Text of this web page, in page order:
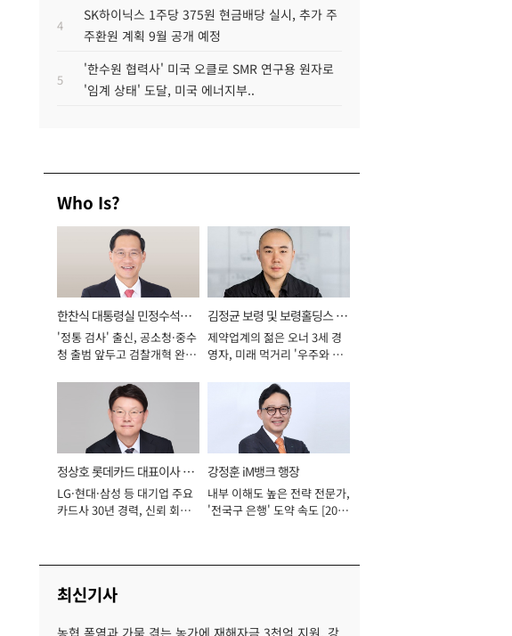
4
SK하이닉스 1주당 375원 현금배당 실시, 추가 주
주환원 계획 9월 공개 예정
5
'한수원 협력사' 미국 오클로 SMR 연구용 원자로
'임계 상태' 도달, 미국 에너지부..
Who Is?
한찬식 대통령실 민정수석비
서관
'정통 검사' 출신, 공소청·중수
청 출범 앞두고 검찰개혁 완수
김정균 보령 및 보령홀딩스 대
표이사 사장
제약업계의 젊은 오너 3세 경
영자, 미래 먹거리 '우주와 헬
정상호 롯데카드 대표이사 사
장
LG·현대·삼성 등 대기업 주요
카드사 30년 경력, 신뢰 회복
강정훈 iM뱅크 행장
내부 이해도 높은 전략 전문가,
'전국구 은행' 도약 속도 [2026
최신기사
농협 폭염과 가뭄 겪는 농가에 재해자금 3천억 지원, 강